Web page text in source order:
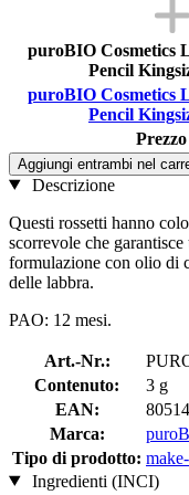
puroBIO Cosmetics
Pencil
puroBIO Cosmetics
Pencil
Aggiungi entrambi nel
Descrizione
Questi rossetti hanno
scorrevole che
formulazione con olio di
delle labbra.
PAO: 12 mesi.
Art.-Nr.:
Contenuto:
3 g
EAN:
Marca:
Tipo di prodotto:
Ingredienti (INCI)